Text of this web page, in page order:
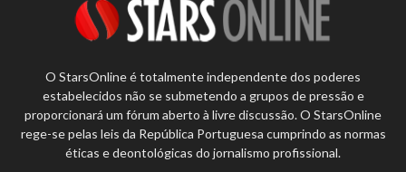
O StarsOnline é totalmente independente dos poderes
estabelecidos não se submetendo a grupos de pressão e
proporcionará um fórum aberto à livre discussão. O StarsOnline
rege-se pelas leis da República Portuguesa cumprindo as normas
éticas e deontológicas do jornalismo profissional.